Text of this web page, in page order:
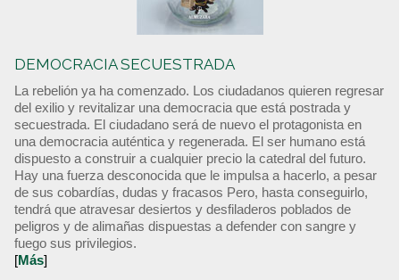
DEMOCRACIA SECUESTRADA
La rebelión ya ha comenzado. Los ciudadanos quieren regresar
del exilio y revitalizar una democracia que está postrada y
secuestrada. El ciudadano será de nuevo el protagonista en
una democracia auténtica y regenerada. El ser humano está
dispuesto a construir a cualquier precio la catedral del futuro.
Hay una fuerza desconocida que le impulsa a hacerlo, a pesar
de sus cobardías, dudas y fracasos Pero, hasta conseguirlo,
tendrá que atravesar desiertos y desfiladeros poblados de
peligros y de alimañas dispuestas a defender con sangre y
fuego sus privilegios.
[Más]